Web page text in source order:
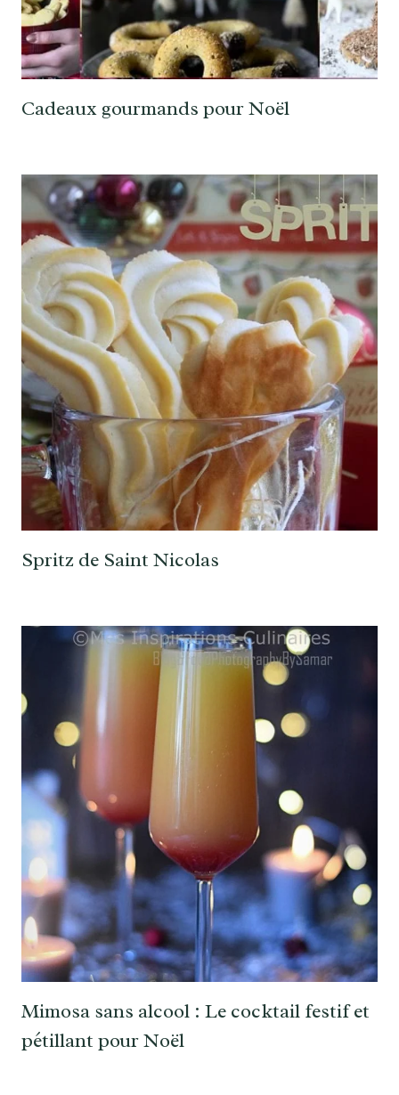
Cadeaux gourmands pour Noël
Spritz de Saint Nicolas
Mimosa sans alcool : Le cocktail festif et
pétillant pour Noël